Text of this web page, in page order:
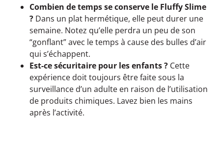
Combien de temps se conserve le Fluffy Slime
? Dans un plat hermétique, elle peut durer une
semaine. Notez qu’elle perdra un peu de son
“gonflant” avec le temps à cause des bulles d’air
qui s’échappent.
Est-ce sécuritaire pour les enfants ? Cette
expérience doit toujours être faite sous la
surveillance d’un adulte en raison de l’utilisation
de produits chimiques. Lavez bien les mains
après l’activité.